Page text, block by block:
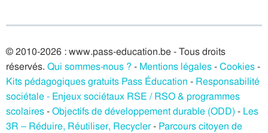
© 2010-2026 : www.pass-education.be - Tous droits
réservés. Qui sommes-nous ? - Mentions légales-Cookies-
Kits pédagogiques gratuits Pass Éducation - Responsabilité
sociétale - Enjeux sociétaux RSE / RSO & programmes
scolaires-Objectifs de développement durable (ODD) - Les
3R – Réduire, Réutiliser, Recycler- Parcours citoyen de